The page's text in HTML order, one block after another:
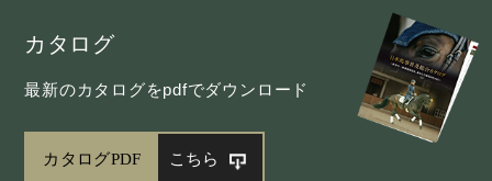
カタログ
最新のカタログをpdfでダウンロード
カタログPDF こちら